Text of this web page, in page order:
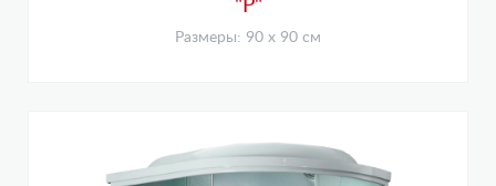
"Р"
Размеры: 90 х 90 см